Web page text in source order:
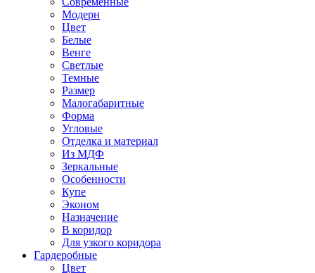
Модерн
Цвет
Белые
Венге
Светлые
Темные
Размер
Малогабаритные
Форма
Угловые
Отделка и материал
Из МДФ
Зеркальные
Особенности
Купе
Эконом
Назначение
В коридор
Для узкого коридора
Гардеробные
Цвет